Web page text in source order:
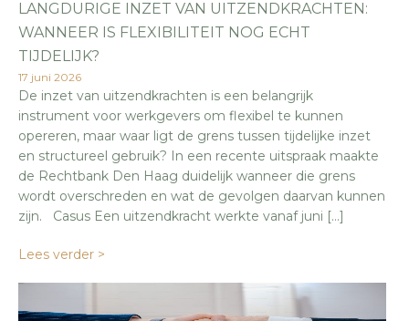
LANGDURIGE INZET VAN UITZENDKRACHTEN:
WANNEER IS FLEXIBILITEIT NOG ECHT
TIJDELIJK?
17 juni 2026
De inzet van uitzendkrachten is een belangrijk
instrument voor werkgevers om flexibel te kunnen
opereren, maar waar ligt de grens tussen tijdelijke inzet
en structureel gebruik? In een recente uitspraak maakte
de Rechtbank Den Haag duidelijk wanneer die grens
wordt overschreden en wat de gevolgen daarvan kunnen
zijn. Casus Een uitzendkracht werkte vanaf juni […]
Lees verder >